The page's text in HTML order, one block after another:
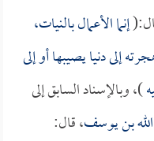
إنما الأعمال بالنيات،
إلى دنيا يصيبها أو إلى
)، وبالإسناد السابق إلى
بن يوسف، قال: